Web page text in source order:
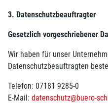
3. Datenschutzbeauftragter
Gesetzlich vorgeschriebener
Wir haben für unser
Datenschutzbeauftragten
Telefon: 07181 9285-0
E-Mail: datenschutz@buero-